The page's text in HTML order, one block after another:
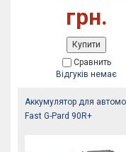
грн.
Купити
Сравнить
Відгуків немає
Аккумулятор для
Fast G-Pard 90R+